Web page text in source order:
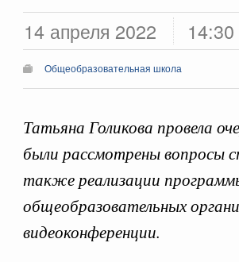
14 апреля 2022 14:30
Общеобразовательная школа
Татьяна Голикова провела
были рассмотрены вопросы
также реализации
общеобразовательных
видеоконференции.
Государство
Государственные программы
8 августа, суббота